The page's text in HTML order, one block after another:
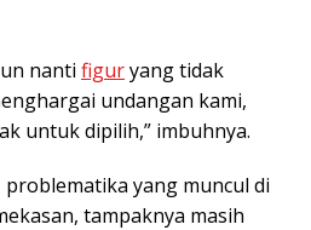
nanti figuryang tidak
undangan kami,
untuk dipilih,” imbuhnya.
yang muncul di
tampaknya masih